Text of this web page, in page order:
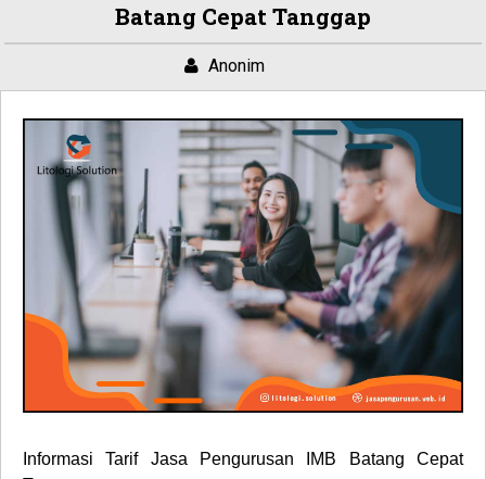
Batang Cepat Tanggap
Anonim
Informasi Tarif Jasa Pengurusan IMB BatangCepat